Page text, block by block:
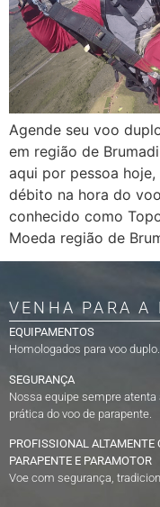
Agende seu voo
em região de
aqui por pessoa
débito na hora do
conhecido como
Moeda região de
VENHA PARA A
EQUIPAMENTOS
Homologados para voo duplo.
SEGURANÇA
Nossa equipe sempre
prática do voo de parapente.
PROFISSIONAL ALTAMENTE
PARAPENTE E PARAMOTOR
Voe com segurança,